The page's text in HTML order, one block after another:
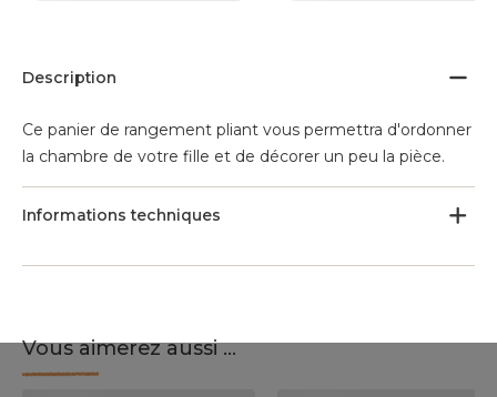
Description
Ce panier de rangement pliant vous permettra d'ordonner
la chambre de votre fille et de décorer un peu la pièce.
Informations techniques
Vous aimerez aussi ...